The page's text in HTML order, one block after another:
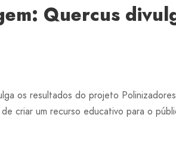
Quercus
os resultados do projeto
criar um recurso educativo para o